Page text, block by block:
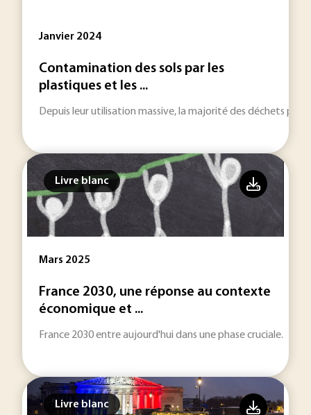
Janvier 2024
Contamination des sols par les
plastiques et les ...
Depuis leur utilisation massive, la majorité des déchets
Livre blanc
Mars 2025
France 2030, une réponse au contexte
économique et ...
France 2030 entre aujourd'hui dans une phase cruciale.
Livre blanc